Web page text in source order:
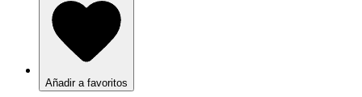
Añadir a favoritos